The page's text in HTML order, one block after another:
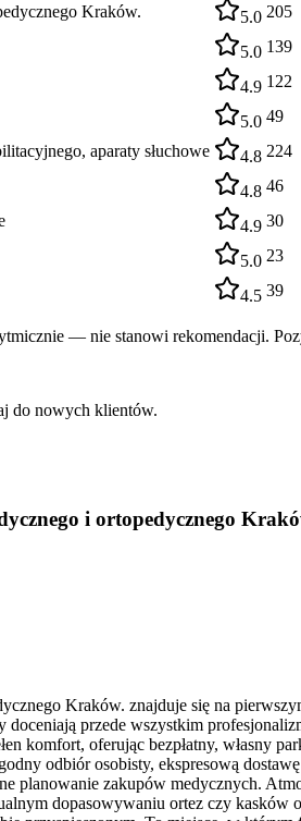
Kraków. 5.0 205
5.0 139
4.9 122
5.0 49
aparaty słuchowe 4.8 224
4.8 46
4.9 30
5.0 23
4.5 39
— nie stanowi rekomendacji.
do nowych klientów.
i ortopedycznego
Kraków. znajduje się na
przede wszystkim
komfort, oferując bezpłatny, własny
odbiór osobisty, ekspresową
planowanie zakupów medycznych.
dopasowywaniu ortez czy kasków